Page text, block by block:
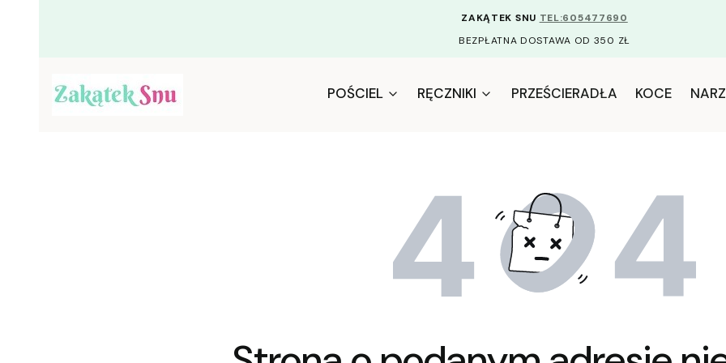
ZAKĄTEK SNU TEL:605477690
BEZPŁATNA DOSTAWA OD 350 ZŁ
POŚCIEL RĘCZNIKI PRZEŚCIERADŁA KOCE